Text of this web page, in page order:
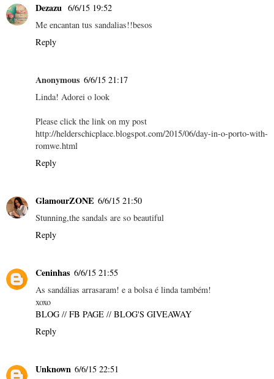
Dezazu 6/6/15 19:52
Me encantan tus sandalias!!besos
Reply
Anonymous 6/6/15 21:17
Linda! Adorei o look
Please click the link on my post
http://helderschicplace.blogspot.com/2015/06/day-in-o-porto-with-
romwe.html
Reply
GlamourZONE 6/6/15 21:50
Stunning,the sandals are so beautiful
Reply
Ceninhas 6/6/15 21:55
As sandálias arrasaram! e a bolsa é linda também!
xoxo
BLOG // FB PAGE // BLOG'S GIVEAWAY
Reply
Unknown 6/6/15 22:51